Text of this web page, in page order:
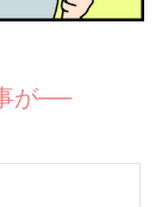
が──